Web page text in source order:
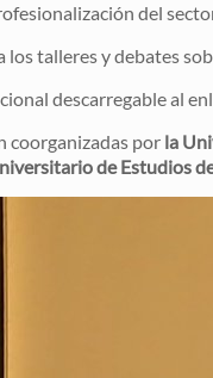
del
los talleres y debates
descarregable al
coorganizadas por la
de Estudios